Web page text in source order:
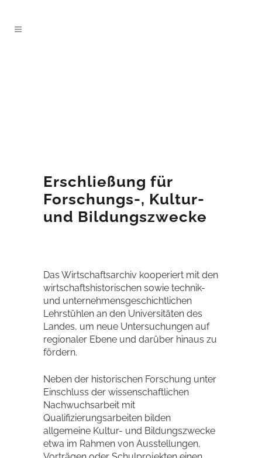
Erschließung für
Forschungs-, Kultur-
und Bildungszwecke
Das Wirtschaftsarchiv kooperiert mit den
wirtschaftshistorischen sowie technik-
und unternehmensgeschichtlichen
Lehrstühlen an den Universitäten des
Landes, um neue Untersuchungen auf
regionaler Ebene und darüber hinaus zu
fördern.
Neben der historischen Forschung unter
Einschluss der wissenschaftlichen
Nachwuchsarbeit mit
Qualifizierungsarbeiten bilden
allgemeine Kultur- und Bildungszwecke
etwa im Rahmen von Ausstellungen,